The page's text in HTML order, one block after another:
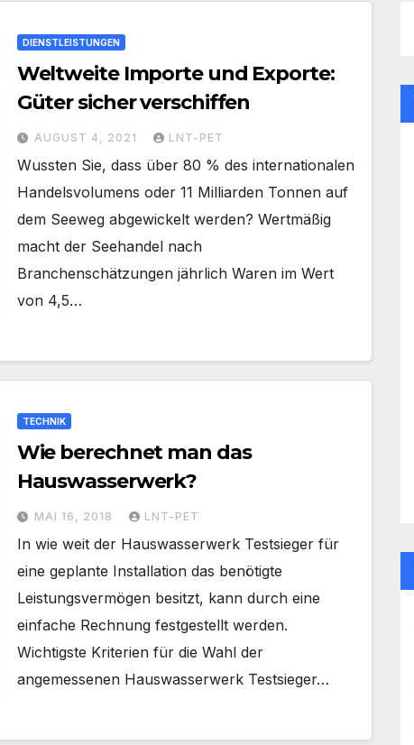
DIENSTLEISTUNGEN
Weltweite Importe und Exporte:
Güter sicher verschiffen
AUGUST 4, 2021 LNT-PET
Wussten Sie, dass über 80 % des internationalen
Handelsvolumens oder 11 Milliarden Tonnen auf
dem Seeweg abgewickelt werden? Wertmäßig
macht der Seehandel nach
Branchenschätzungen jährlich Waren im Wert
von 4,5…
TECHNIK
Wie berechnet man das
Hauswasserwerk?
MAI 16, 2018 LNT-PET
In wie weit der Hauswasserwerk Testsieger für
eine geplante Installation das benötigte
Leistungsvermögen besitzt, kann durch eine
einfache Rechnung festgestellt werden.
Wichtigste Kriterien für die Wahl der
angemessenen Hauswasserwerk Testsieger…